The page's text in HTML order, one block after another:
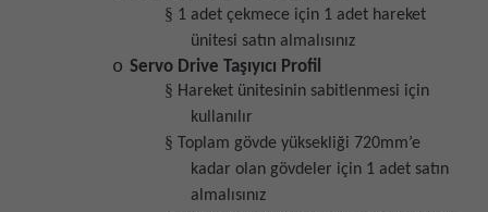
§ 1 adet çekmece için 1 adet hareket
ünitesi satın almalısınız
o Servo Drive Taşıyıcı Profil
§ Hareket ünitesinin sabitlenmesi için
kullanılır
§
Toplam gövde yüksekliği 720mm’e
kadar olan gövdeler için 1 adet satın
almalısınız